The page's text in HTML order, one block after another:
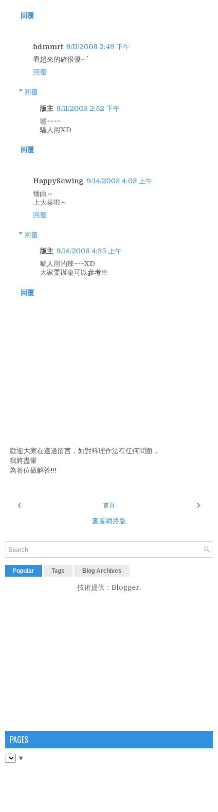
回覆
hdmmrt 9/11/2008 2:49 下午
看起來的確很優~ ^^
回覆
回覆
版主 9/11/2008 2:52 下午
噓~~~~
騙人用XD
回覆
HappySewing 9/14/2008 4:08 上午
矮由～
上大菜啦～
回覆
回覆
版主 9/14/2008 4:35 上午
唬人用的辣~~~XD
大家要辦桌可以參考!!!
回覆
歡迎大家在這邊留言，如對料理作法有任何問題，
我將盡量
為各位做解答!!!
‹ ›
首頁
查看網路版
Popular Tags Blog Archives
技術提供： Blogger.
PAGES
▼